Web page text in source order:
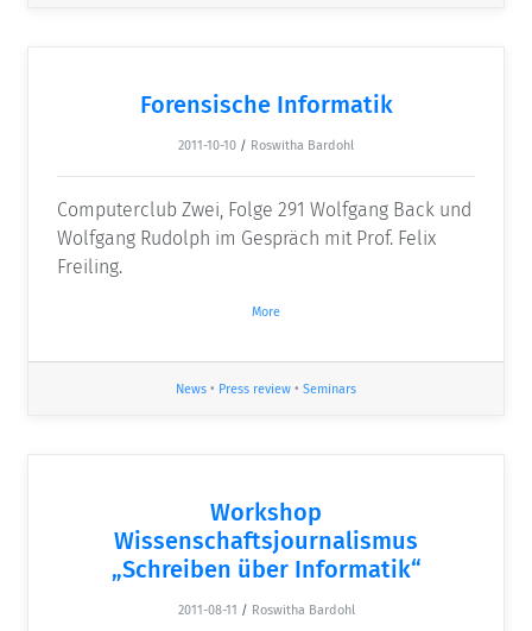
Forensische Informatik
2011-10-10 / Roswitha Bardohl
Computerclub Zwei, Folge 291 Wolfgang Back und
Wolfgang Rudolph im Gespräch mit Prof. Felix
Freiling.
More
News • Press review • Seminars
Workshop
Wissenschaftsjournalismus
„Schreiben über Informatik“
2011-08-11 / Roswitha Bardohl